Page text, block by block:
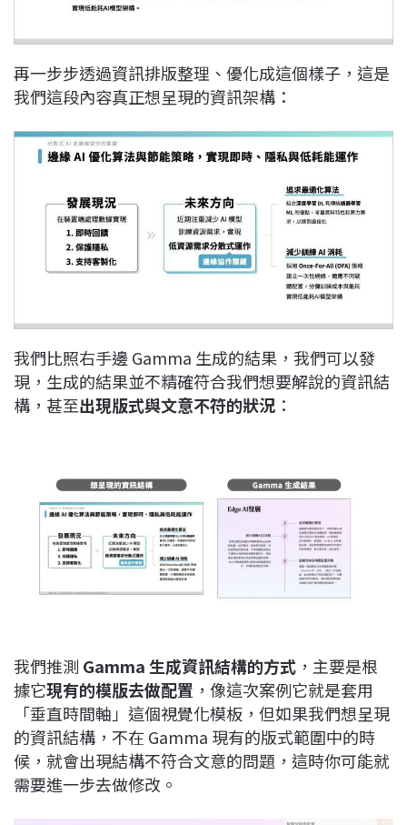
再一步步透過資訊排版整理、優化成這個樣子，這是
我們這段內容真正想呈現的資訊架構：
我們比照右手邊 Gamma 生成的結果，我們可以發
現，生成的結果並不精確符合我們想要解說的資訊結
構，甚至出現版式與文意不符的狀況 ：
我們推測 Gamma生成資訊結構的方式 ，主要是根
據它現有的模版去做配置 ，像這次案例它就是套用
「垂直時間軸」這個視覺化模板，但如果我們想呈現
的資訊結構，不在 Gamma 現有的版式範圍中的時
候，就會出現結構不符合文意的問題，這時你可能就
需要進一步去做修改。